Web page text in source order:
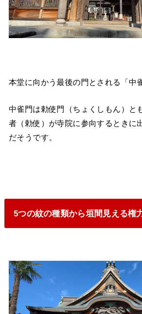
本堂に向かう最後の門とされる「中
中雀門は勅使門（ちょくしもん）と
者（勅使）が寺院に参向するときに
だそうです。
5つの紋の種類から垣間見える権